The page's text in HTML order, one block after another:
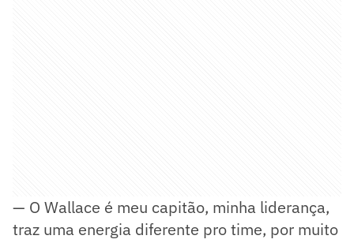
— O Wallace é meu capitão, minha liderança,
traz uma energia diferente pro time, por muito